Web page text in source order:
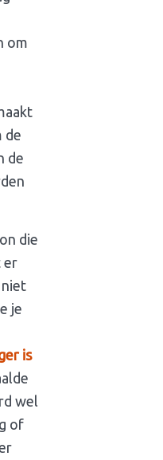
om
de
de
die
er
je
is
wel
of